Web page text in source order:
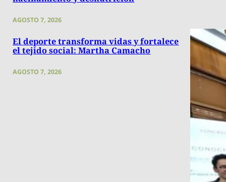
AGOSTO 7, 2026
El deporte transforma vidas y fortalece
el tejido social: Martha Camacho
AGOSTO 7, 2026